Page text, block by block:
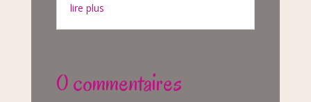
lire plus
0 commentaires